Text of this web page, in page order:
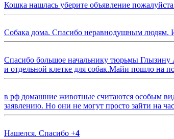
Кошка нашлась уберите объявление пожалуйста
Собака дома. Спасибо неравнодушным людям. И
Спасибо большое начальнику тюрьмы
и отдельной клетке для собак.Майи пошло на
в рф домашние животные считаются особым
заявлению. Но они не могут просто зайти на
Нашелся. Спасибо +4